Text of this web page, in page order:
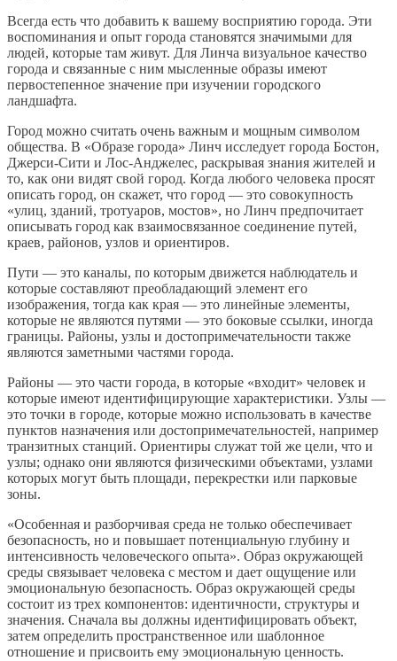
Всегда есть что добавить к вашему восприятию города. Эти
воспоминания и опыт города становятся значимыми для
людей, которые там живут. Для Линча визуальное качество
города и связанные с ним мысленные образы имеют
первостепенное значение при изучении городского
ландшафта.
Город можно считать очень важным и мощным символом
общества. В «Образе города» Линч исследует города Бостон,
Джерси-Сити и Лос-Анджелес, раскрывая знания жителей и
то, как они видят свой город. Когда любого человека просят
описать город, он скажет, что город — это совокупность
«улиц, зданий, тротуаров, мостов», но Линч предпочитает
описывать город как взаимосвязанное соединение путей,
краев, районов, узлов и ориентиров.
Пути — это каналы, по которым движется наблюдатель и
которые составляют преобладающий элемент его
изображения, тогда как края — это линейные элементы,
которые не являются путями — это боковые ссылки, иногда
границы. Районы, узлы и достопримечательности также
являются заметными частями города.
Районы — это части города, в которые «входит» человек и
которые имеют идентифицирующие характеристики. Узлы —
это точки в городе, которые можно использовать в качестве
пунктов назначения или достопримечательностей, например
транзитных станций. Ориентиры служат той же цели, что и
узлы; однако они являются физическими объектами, узлами
которых могут быть площади, перекрестки или парковые
зоны.
«Особенная и разборчивая среда не только обеспечивает
безопасность, но и повышает потенциальную глубину и
интенсивность человеческого опыта». Образ окружающей
среды связывает человека с местом и дает ощущение или
эмоциональную безопасность. Образ окружающей среды
состоит из трех компонентов: идентичности, структуры и
значения. Сначала вы должны идентифицировать объект,
затем определить пространственное или шаблонное
отношение и присвоить ему эмоциональную ценность.